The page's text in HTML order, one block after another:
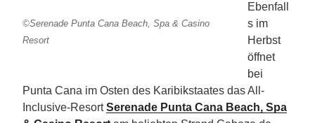
©Serenade Punta Cana Beach, Spa & Casino
Resort
Ebenfall
s im
Herbst
öffnet
bei
Punta Cana im Osten des Karibikstaates das All-
Inclusive-ResortSerenade Punta Cana Beach, Spa